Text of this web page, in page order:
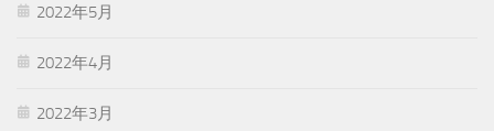
2022年5月
2022年4月
2022年3月